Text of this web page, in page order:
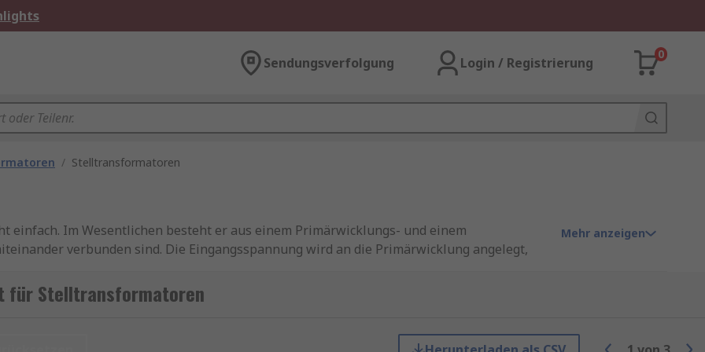
Sendungsverfolgung Login / Registrierung
0
/ Stelltransformatoren
einfach. Im Wesentlichen besteht er aus einem Primärwicklungs- und einem
verbunden sind. Die Eingangsspannung wird an die Primärwicklung angelegt,
durch die Änderung der Wicklungszahl in der Sekundärwicklung, wodurch mehr
einbezogen werden.
Anwendungen eine entscheidende Rolle spielen. Ihre Fähigkeit zur präzisen
Mehr anzeigen
für Stelltransformatoren